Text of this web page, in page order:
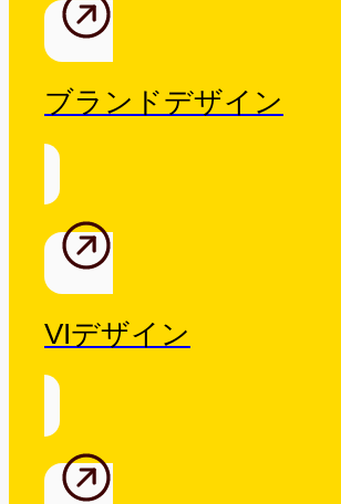
ブランドデザイン
VIデザイン